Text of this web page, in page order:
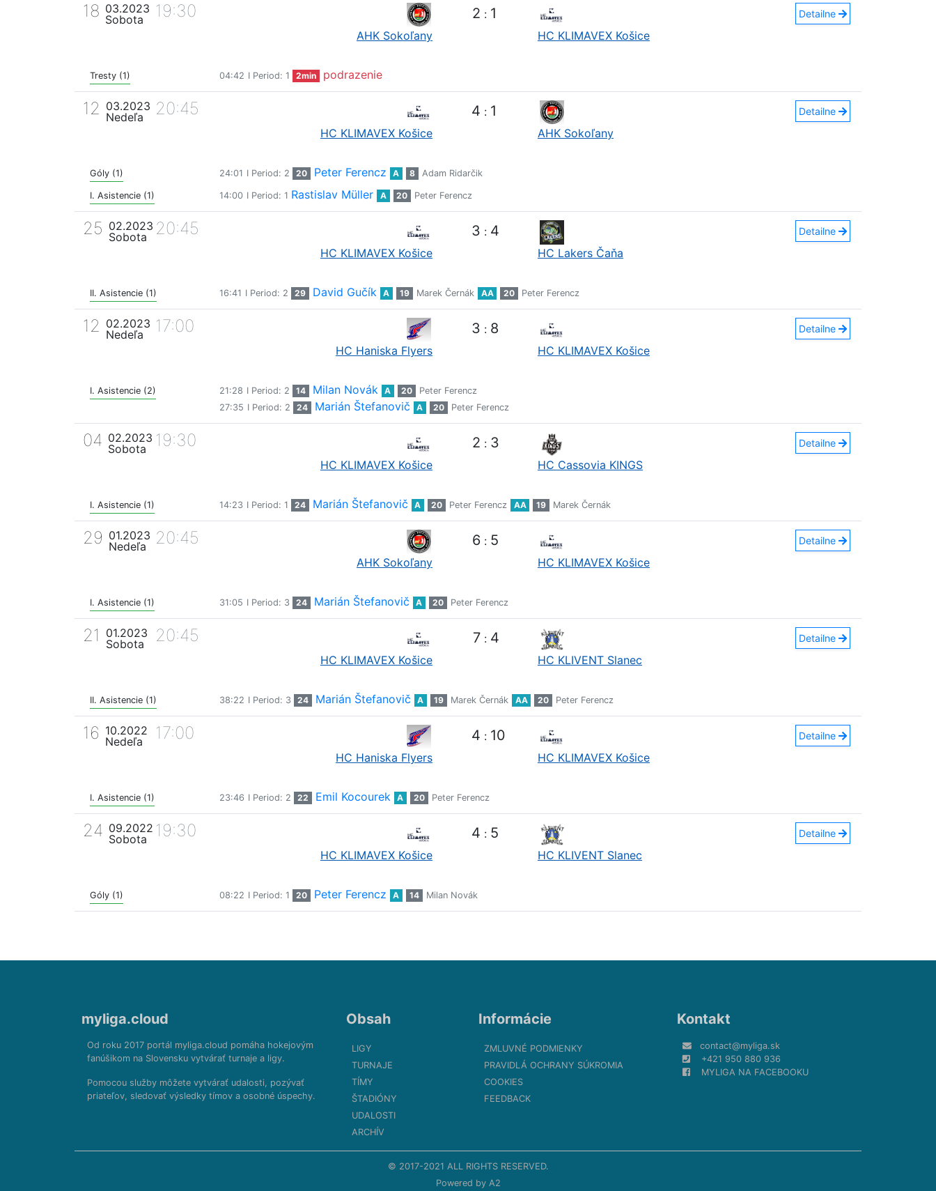
18 03.2023
Sobota
19:30
AHK Sokoľany
2 : 1
HC KLIMAVEX Košice
Detailne
Tresty (1) 04:42 I Period: 1 2min podrazenie
12 03.2023
Nedeľa
20:45
HC KLIMAVEX Košice
4 : 1
AHK Sokoľany
Detailne
Góly (1) 24:01 I Period: 2 20 Peter Ferencz A 8 Adam Ridarčik
I. Asistencie (1) 14:00 I Period: 1 Rastislav Müller A 20 Peter Ferencz
25 02.2023
Sobota
20:45
HC KLIMAVEX Košice
3 : 4
HC Lakers Čaňa
Detailne
II. Asistencie (1) 16:41 I Period: 2 29 David Gučík A 19 Marek Černák AA 20 Peter Ferencz
12 02.2023
Nedeľa
17:00
HC Haniska Flyers
3 : 8
HC KLIMAVEX Košice
Detailne
I. Asistencie (2) 21:28 I Period: 2 14 Milan Novák A 20
Peter Ferencz
27:35 I Period: 2 24 Marián Štefanovič A 20 Peter Ferencz
04 02.2023
Sobota
19:30
HC KLIMAVEX Košice
2 : 3
HC Cassovia KINGS
Detailne
I. Asistencie (1) 14:23 I Period: 1 24 Marián Štefanovič A 20 Peter Ferencz AA 19 Marek Černák
29 01.2023
Nedeľa
20:45
AHK Sokoľany
6 : 5
HC KLIMAVEX Košice
Detailne
I. Asistencie (1) 31:05 I Period: 3 24 Marián Štefanovič A 20 Peter Ferencz
21
01.2023
Sobota
20:45
HC KLIMAVEX Košice
7 : 4
HC KLIVENT Slanec
Detailne
II. Asistencie (1) 38:22 I Period: 3 24 Marián Štefanovič A 19 Marek Černák AA 20 Peter Ferencz
16 10.2022
Nedeľa
17:00
HC Haniska Flyers
4 : 10
HC KLIMAVEX Košice
Detailne
I. Asistencie (1) 23:46 I Period: 2 22 Emil Kocourek A 20 Peter Ferencz
24 09.2022
Sobota
19:30
HC KLIMAVEX Košice
4 : 5
HC KLIVENT Slanec
Detailne
Góly (1) 08:22 I Period: 1 20 Peter Ferencz A 14 Milan Novák
myliga.cloud
Od roku 2017 portál myliga.cloud pomáha hokejovým
fanúšikom na Slovensku vytvárať turnaje a ligy.
Pomocou služby môžete vytvárať udalosti, pozývať
priateľov, sledovať výsledky tímov a osobné úspechy.
Obsah
LIGY
TURNAJE
TÍMY
ŠTADIÓNY
UDALOSTI
ARCHÍV
Informácie
ZMLUVNÉ PODMIENKY
PRAVIDLÁ OCHRANY SÚKROMIA
COOKIES
FEEDBACK
Kontakt
contact@myliga.sk
+421 950 880 936
MYLIGA NA FACEBOOKU
© 2017-2021 ALL RIGHTS RESERVED.
Powered by A2